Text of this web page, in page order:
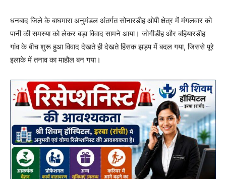
धनबाद जिले के बाघमारा अनुमंडल अंतर्गत सोनारडीह ओपी क्षेत्र में मंगलवार को
पानी की समस्या को लेकर बड़ा विवाद सामने आया। जोगीडीह और बहियारडीह
गांव के बीच शुरू हुआ विवाद देखते ही देखते हिंसक झड़प में बदल गया, जिससे पूरे
इलाके में तनाव का माहौल बन गया।